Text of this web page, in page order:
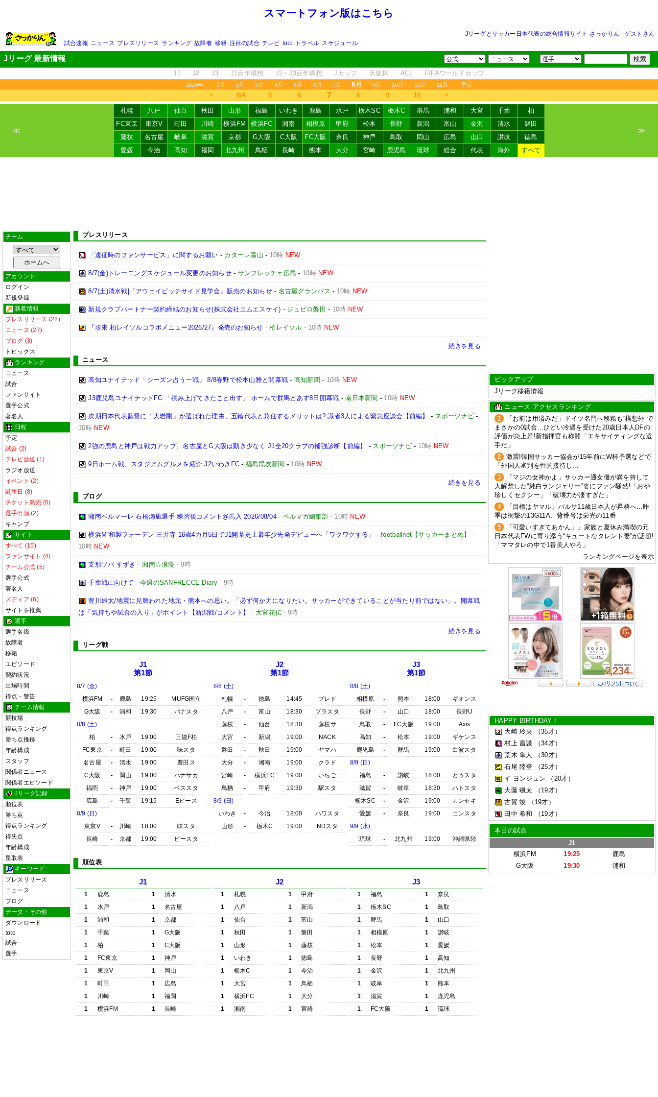
スマートフォン版はこちら
Jリーグとサッカー日本代表の総合情報サイト さっかりん - ゲストさん
試合速報 ニュース プレスリリース ランキング 故障者 移籍 注目の試合 テレビ toto トラベル スケジュール
Jリーグ 最新情報
J1 J2 J3 J1百年構想 J2・J3百年構想 Jカップ 天皇杯 ACL FIFAワールドカップ
2026年 1月 2月 3月 4月 5月 6月 7月 8月 9月 10月 11月 12月 予定
＜ 8/4 5 6 7 8 9 10 ＞
≪
札幌 八戸 仙台 秋田 山形 福島 いわき 鹿島 水戸 栃木SC 栃木C 群馬 浦和 大宮 千葉
柏
FC東京
東京V 町田 川崎 横浜FM 横浜FC 湘南 相模原 甲府 松本 長野 新潟 富山 金沢 清水
磐田
藤枝
名古屋 岐阜 滋賀 京都 G大阪 C大阪 FC大阪 奈良 神戸 鳥取 岡山 広島 山口 讃岐
徳島
愛媛
今治 高知 福岡 北九州 鳥栖 長崎 熊本 大分 宮崎 鹿児島 琉球 総合 代表 海外 すべて
≫
チーム
アカウント
ログイン
新規登録
新着情報
プレスリリース (22)
ニュース (27)
ブログ (3)
トピックス
ランキング
ニュース
試合
ファンサイト
選手公式
著名人
日程
予定
試合 (2)
テレビ放送 (1)
ラジオ放送
イベント (2)
誕生日 (8)
チケット発売 (6)
選手出演 (2)
キャンプ
サイト
すべて (15)
ファンサイト (4)
チーム公式 (5)
選手公式
著名人
メディア (6)
サイトを推薦
選手
選手名鑑
故障者
移籍
エピソード
契約状況
出場時間
得点・警告
チーム情報
競技場
得点ランキング
勝ち点推移
年齢構成
スタッフ
関係者ニュース
関係者エピソード
Jリーグ記録
順位表
勝ち点
得点ランキング
得失点
年齢構成
星取表
キーワード
プレスリリース
ニュース
ブログ
データ・その他
ダウンロード
toto
試合
選手
プレスリリース
「遠征時のファンサービス」に関するお願い - カターレ富山 - 10時 NEW
8/7(金)トレーニングスケジュール変更のお知らせ- サンフレッチェ広島 - 10時 NEW
8/7(土)清水戦|「アウェイピッチサイド見学会」販売のお知らせ- 名古屋グランパス - 10時 NEW
新規クラブパートナー契約締結のお知らせ(株式会社エムエスケイ) - ジュビロ磐田 - 10時 NEW
『珍來 柏レイソルコラボメニュー2026/27』発売のお知らせ -柏レイソル - 10時 NEW
続きを見る
ニュース
高知ユナイテッド「シーズン占う一戦」 8/8春野で松本山雅と開幕戦 - 高知新聞 - 10時 NEW
J3鹿児島ユナイテッドFC 「積み上げてきたこと出す」 ホームで群馬とあす8日開幕戦 -南日本新聞 - 10時 NEW
次期日本代表監督に「大岩剛」が選ばれた理由、五輪代表と兼任するメリットは? 識者3人による緊急座談会【前編】 - スポーツナビ -
10時 NEW
2強の鹿島と神戸は戦力アップ、名古屋とG大阪は動き少なく J1全20クラブの補強診断【前編】 - スポーツナビ- 10時 NEW
9日ホーム戦、スタジアムグルメを紹介 J2いわきFC -福島民友新聞 - 10時 NEW
続きを見る
ブログ
湘南ベルマーレ 石橋瀬凪選手 練習後コメント@馬入 2026/08/04- ベルマガ編集部 - 10時 NEW
横浜M“和製フォーデン”三井寺 16歳4カ月5日でJ1開幕史上最年少先発デビューへ「ワクワクする」 -footballnet【サッカーまとめ】
-
10時 NEW
支那ソバ すずき -湘南☆浪漫 -9時
千葉戦に向けて - 今週のSANFRECCE Diary- 9時
豊川雄太/地震に見舞われた地元・熊本への思い。「必ず何か力になりたい。サッカーができていることが当たり前ではない」。開幕戦
は「気持ちや試合の入り」がポイント【新潟戦/コメント】
- 大宮花伝 - 9時
続きを見る
リーグ戦
J1
第1節
8/7 (金)
横浜FM
- 鹿島 19:25
MUFG国立
G大阪
- 浦和 19:30
パナスタ
8/8 (土)
柏
- 水戸 19:00
三協F柏
FC東京
- 町田 19:00
味スタ
名古屋
- 清水 19:00
豊田ス
C大阪
- 岡山 19:00
ハナサカ
福岡
- 神戸 19:00
ベススタ
広島
- 千葉 19:15
Eピース
8/9 (日)
東京V
- 川崎 18:00
味スタ
長崎
- 京都 19:00 ピースタ
J2
第1節
8/8 (土)
札幌
- 徳島 14:45
プレド
八戸
- 富山 18:30
プラスタ
藤枝
- 仙台 18:30
藤枝サ
大宮
- 新潟 19:00
NACK
磐田
- 秋田 19:00
ヤマハ
大分
- 湘南 19:00
クラド
宮崎
- 横浜FC 19:00
いちご
鳥栖
- 甲府 19:30
駅スタ
8/9 (日)
いわき
- 今治 18:00
ハワスタ
山形
- 栃木C 19:00 NDスタ
J3
第1節
8/8 (土)
相模原
- 熊本 18:00
ギオンス
長野
- 山口 18:00
長野U
鳥取
- FC大阪 19:00
Axis
高知
- 松本 19:00
ギケンス
鹿児島
- 群馬 19:00
白波スタ
8/9 (日)
福島
- 讃岐 18:00
とうスタ
滋賀
- 岐阜 18:30
ハトスタ
栃木SC
- 金沢 19:00
カンセキ
愛媛
- 奈良 19:00
ニンスタ
9/9 (水)
琉球
- 北九州 19:00 沖縄県陸
順位表
J1
1 鹿島 1
清水
1
水戸 1
名古屋
1
浦和 1
京都
1
千葉 1
G大阪
1
柏 1
C大阪
1
FC東京 1
神戸
1
東京V 1
岡山
1
町田 1
広島
1
川崎 1
福岡
1
横浜FM 1 長崎
J2
1 札幌 1
甲府
1
八戸 1
新潟
1
仙台 1
富山
1
秋田 1
磐田
1
山形 1
藤枝
1
いわき 1
徳島
1
栃木C 1
今治
1
大宮 1
鳥栖
1
横浜FC 1
大分
1
湘南 1 宮崎
J3
1 福島 1
奈良
1
栃木SC 1
鳥取
1
群馬 1
山口
1
相模原 1
讃岐
1
松本 1
愛媛
1
長野 1
高知
1
金沢 1
北九州
1
岐阜 1
熊本
1
滋賀 1
鹿児島
1
FC大阪 1 琉球
ピックアップ
Jリーグ移籍情報
ニュース アクセスランキング
1
「お前は用済みだ」ドイツ名門へ移籍も“構想外”で
まさかの0試合…ひどい冷遇を受けた20歳日本人DFの
評価が急上昇!新指揮官も称賛「エキサイティングな選
手だ」
2
激震!韓国サッカー協会が15年前にW杯予選などで
「外国人審判を性的接待し...
3
「マジの女神かよ」サッカー通女優が満を持して
大解禁した“純白ランジェリー”姿にファン騒然!「おや
珍しくセクシー」「破壊力が凄すぎた」
4
「目標はヤマル」バルサ11歳日本人が昇格へ…昨
季は衝撃の13G11A、背番号は栄光の11番
5
「可愛いすぎてあかん」」家族と夏休み満喫の元
日本代表FWに寄り添う“キュートなタレント妻”が話題!
「ママタレの中で1番美人やろ」
ランキングページを表示
HAPPY BIRTHDAY !
大崎 玲央
（35才）
村上 昌謙
（34才）
荒木 隼人
（30才）
石尾 陸登
（25才）
イ ヨンジュン
（20才）
大藤 颯太
（19才）
古賀 竣
（19才）
田中 希和
（19才）
本日の試合
J1
横浜FM
19:25
鹿島
G大阪
19:30 浦和